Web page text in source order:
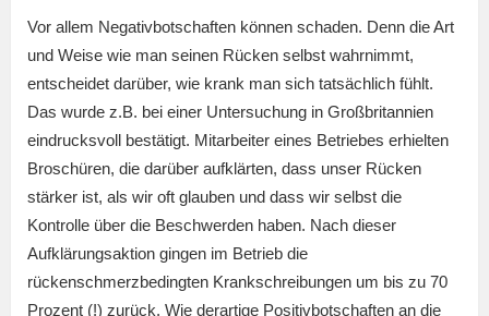
Vor allem Negativbotschaften können schaden. Denn die Art
und Weise wie man seinen Rücken selbst wahrnimmt,
entscheidet darüber, wie krank man sich tatsächlich fühlt.
Das wurde z.B. bei einer Untersuchung in Großbritannien
eindrucksvoll bestätigt. Mitarbeiter eines Betriebes erhielten
Broschüren, die darüber aufklärten, dass unser Rücken
stärker ist, als wir oft glauben und dass wir selbst die
Kontrolle über die Beschwerden haben. Nach dieser
Aufklärungsaktion gingen im Betrieb die
rückenschmerzbedingten Krankschreibungen um bis zu 70
Prozent (!) zurück. Wie derartige Positivbotschaften an die